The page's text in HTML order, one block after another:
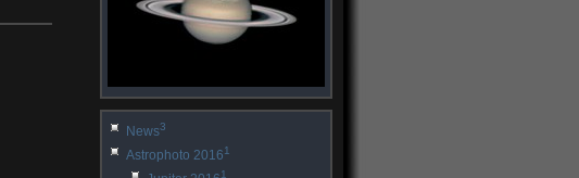
News3
Astrophoto 20161
1